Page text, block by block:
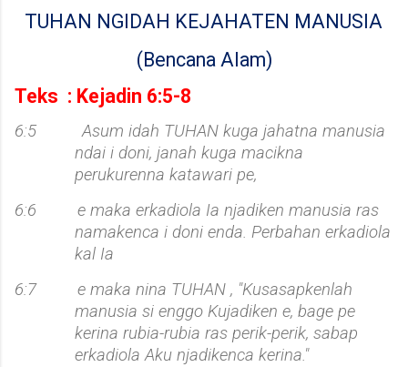
dan antropolog Universitas Negeri Medan, Prof. Erond L.
dan etnis antara Suku Karo dan Suku Mela...
TUHAN NGIDAH KEJAHATEN MANUSIA
(Bencana Alam)
Teks : Kejadin 6:5-8
6:5
Asum idah TUHAN kuga jahatna manusia
ndai i doni, janah kuga macikna
perukurenna katawari pe,
6:6
e maka erkadiola Ia njadiken manusia ras
namakenca i doni enda. Perbahan erkadiola
kal Ia
6:7
e maka nina TUHAN , "Kusasapkenlah
manusia si enggo Kujadiken e, bage pe
kerina rubia-rubia ras perik-perik, sabap
erkadiola Aku njadikenca kerina."